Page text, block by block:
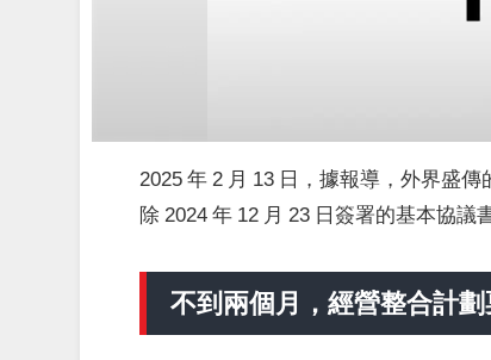
2025 年 2 月 13 日，據報導，外界盛
除 2024 年 12 月 23 日簽署的基本協議
不到兩個月，經營整合計